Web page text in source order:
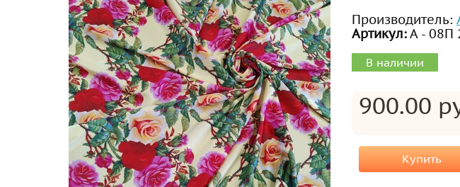
Производитель:
Артикул:А - 08П
В наличии
900.00
Купить